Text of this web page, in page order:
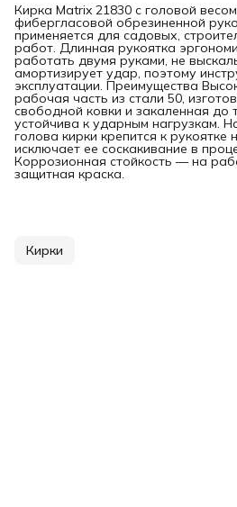
Кирка Matrix 21830 с головой
фибергласовой обрезиненной
применяется для садовых,
работ. Длинная рукоятка
работать двумя руками, не
амортизирует удар, поэтому
эксплуатации. Преимущества
рабочая часть из стали 50,
свободной ковки и закаленная до
устойчива к ударным нагрузкам.
голова кирки крепится к рукоятке
исключает ее соскакивание в
Коррозионная стойкость — на
защитная краска.
Кирки